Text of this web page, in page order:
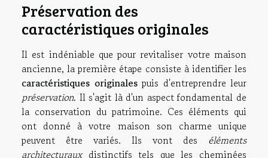
Préservation des
caractéristiques originales
Il est indéniable que pour revitaliser votre maison
ancienne, la première étape consiste à identifier les
caractéristiques originalespuis d'entreprendre leur
préservation. Il s'agit là d'un aspect fondamental de
la conservation du patrimoine. Ces éléments qui
ont donné à votre maison son charme unique
peuvent être variés. Ils vont des éléments
architecturauxdistinctifs tels que les cheminées